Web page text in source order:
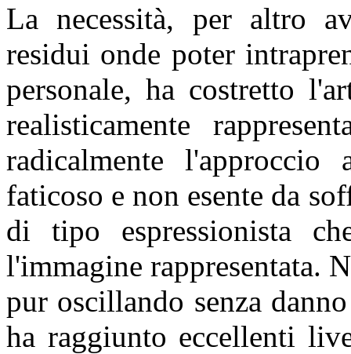
La necessità, per altro
residui onde poter
personale, ha costretto
realisticamente
radicalmente l'approccio
faticoso e non esente da
di tipo espressionista
l'immagine rappresentata.
pur oscillando senza
ha raggiunto eccellenti